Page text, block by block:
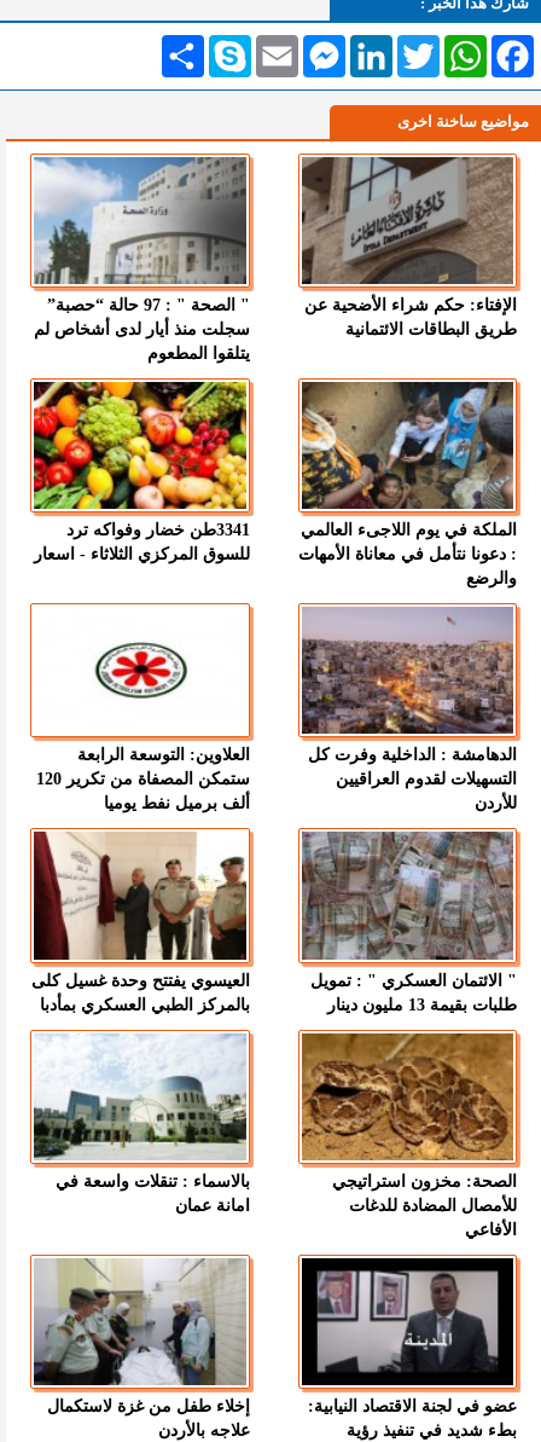
انشر Skype Email
MessengerLinkedInTwitterWhatsAppFacebook
مواضيع ساخنة اخرى
الإفتاء: حكم شراء الأضحية عن
طريق البطاقات الائتمانية
" الصحة " : 97 حالة “حصبة”
سجلت منذ أيار لدى أشخاص لم
يتلقوا المطعوم
الملكة في يوم اللاجىء العالمي
: دعونا نتأمل في معاناة الأمهات
والرضع
3341طن خضار وفواكه ترد
للسوق المركزي الثلاثاء - اسعار
الدهامشة : الداخلية وفرت كل
التسهيلات لقدوم العراقيين
للأردن
العلاوين: التوسعة الرابعة
ستمكن المصفاة من تكرير 120
ألف برميل نفط يوميا
" الائتمان العسكري " : تمويل
طلبات بقيمة 13 مليون دينار
العيسوي يفتتح وحدة غسيل كلى
بالمركز الطبي العسكري بمأدبا
الصحة: مخزون استراتيجي
للأمصال المضادة للدغات
الأفاعي
بالاسماء : تنقلات واسعة في
امانة عمان
عضو في لجنة الاقتصاد النيابية:
بطء شديد في تنفيذ رؤية
إخلاء طفل من غزة لاستكمال
علاجه بالأردن